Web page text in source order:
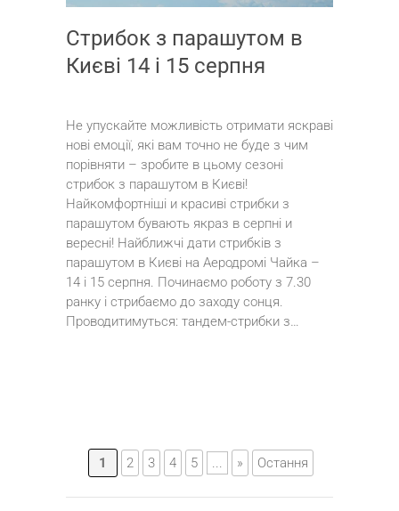
Стрибок з парашутом в
Києві 14 і 15 серпня
Не упускайте можливість отримати яскраві
нові емоції, які вам точно не буде з чим
порівняти – зробите в цьому сезоні
стрибок з парашутом в Києві!
Найкомфортніші и красиві стрибки з
парашутом бувають якраз в серпні и
вересні! Найближчі дати стрибків з
парашутом в Києві на Аеродромі Чайка –
14 і 15 серпня. Починаємо роботу з 7.30
ранку і стрибаємо до заходу сонця.
Проводитимуться: тандем-стрибки з…
1 2 3 4 5 ... » Остання